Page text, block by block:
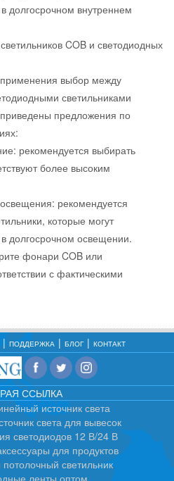
долгосрочном внутреннем
COB и светодиодных
выбор между
светильниками
предложения по
рекомендуется выбирать
более высоким
рекомендуется
которые могут
долгосрочном освещении.
фонари COB или
с фактическими
ПОДДЕРЖКА БЛОГ КОНТАКТ
ССЫЛКА
источник света
света для вывесок
светодиодов 12 В/24 В
для продуктов
светильник
ленты оптом